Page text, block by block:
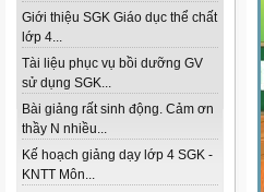
Giới thiệu SGK Giáo dục thể chất
lớp 4...
Tài liệu phục vụ bồi dưỡng GV
sử dụng SGK...
Bài giảng rất sinh động. Cảm ơn
thầy N nhiều...
Kế hoạch giảng dạy lớp 4 SGK -
KNTT Môn...